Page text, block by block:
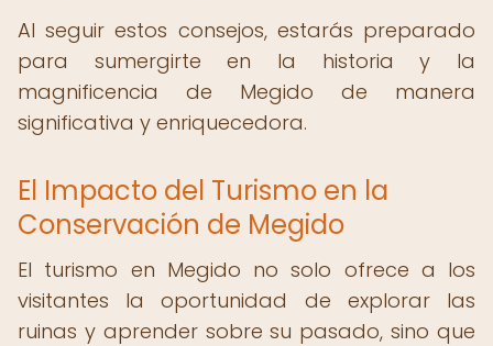
Al seguir estos consejos, estarás preparado
para sumergirte en la historia y la
magnificencia de Megido de manera
significativa y enriquecedora.
El Impacto del Turismo en la
Conservación de Megido
El turismo en Megido no solo ofrece a los
visitantes la oportunidad de explorar las
ruinas y aprender sobre su pasado, sino que